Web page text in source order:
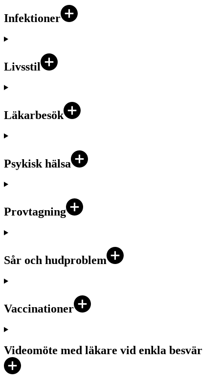
Infektioner
Livsstil
Läkarbesök
Psykisk hälsa
Provtagning
Sår och hudproblem
Vaccinationer
Videomöte med läkare vid enkla besvär